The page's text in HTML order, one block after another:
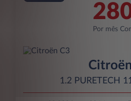
Por mês
1.2 PURETECH